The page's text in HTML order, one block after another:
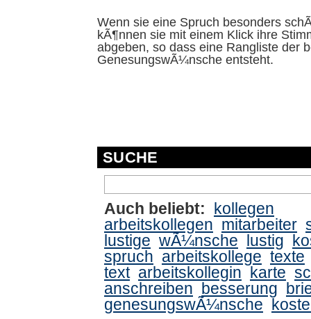
Wenn sie eine Spruch besonders
kÃ¶nnen sie mit einem Klick ihre
abgeben, so dass eine Rangliste der
GenesungswÃ¼nsche entsteht.
SUCHE
Auch beliebt: kollegen
arbeitskollegen mitarbeiter
lustige wÃ¼nsche lustig
spruch arbeitskollege texte
text arbeitskollegin karte
anschreiben besserung
genesungswÃ¼nsche